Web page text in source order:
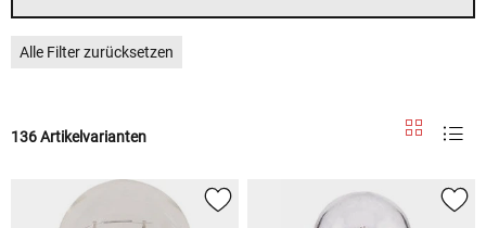
Alle Filter zurücksetzen
136 Artikelvarianten